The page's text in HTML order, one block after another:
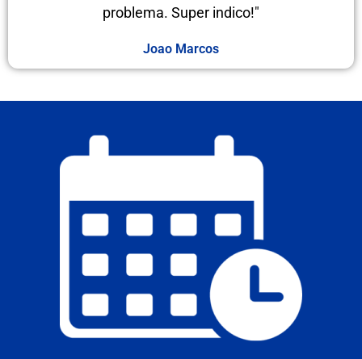
problema. Super indico!"
Joao Marcos